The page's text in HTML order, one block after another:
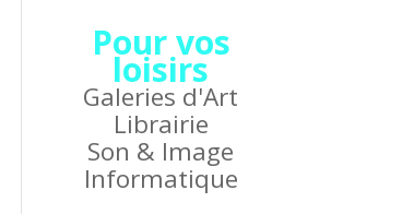
Pour vos
loisirs
Galeries d'Art
Librairie
Son & Image
Informatique